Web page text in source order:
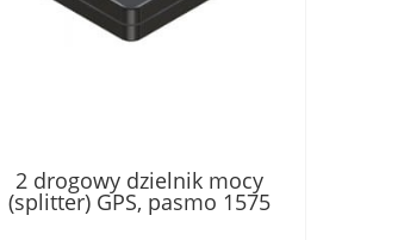
2 drogowy dzielnik mocy
(splitter) GPS, pasmo 1575
MHz, 1W ze złączami FME-m